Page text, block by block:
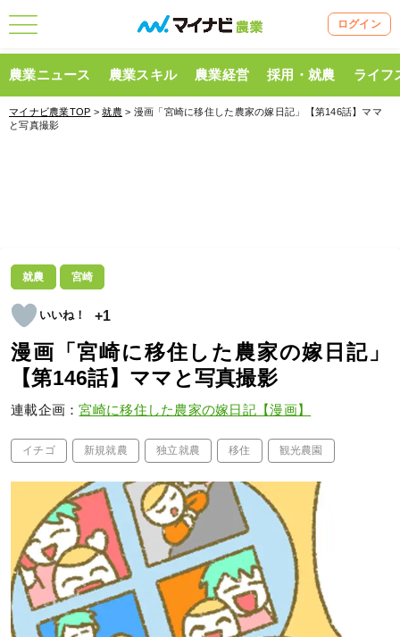
ログイン
農業ニュース 農業スキル 農業経営 採用・就農 ライフ
マイナビ農業TOP >就農 > 漫画「宮崎に移住した農家の嫁日記」【第146話】ママ
と写真撮影
就農 宮崎
+1
漫画「宮崎に移住した農家の嫁日記」
【第146話】ママと写真撮影
連載企画：宮崎に移住した農家の嫁日記【漫画】
イチゴ 新規就農 独立就農 移住 観光農園